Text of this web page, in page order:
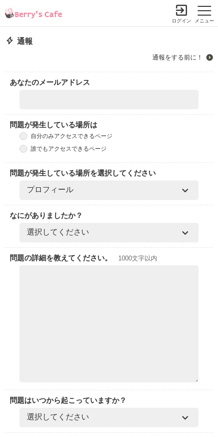
メニュー
ログイン
通報
通報をする前に！
あなたのメールアドレス
問題が発生している場所は
自分のみアクセスできるページ
誰でもアクセスできるページ
問題が発生している場所を選択してください
なにがありましたか？
問題の詳細を教えてください。 1000文字以内
問題はいつから起こっていますか？